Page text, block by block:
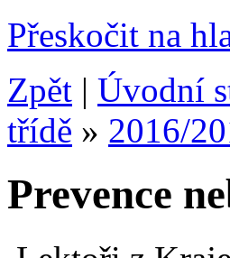
Přeskočit na
Zpět | Úvodní
třídě » 2016/
Prevence